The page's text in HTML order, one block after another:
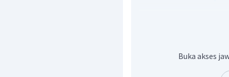
menyetarakan dengan
Buka akses